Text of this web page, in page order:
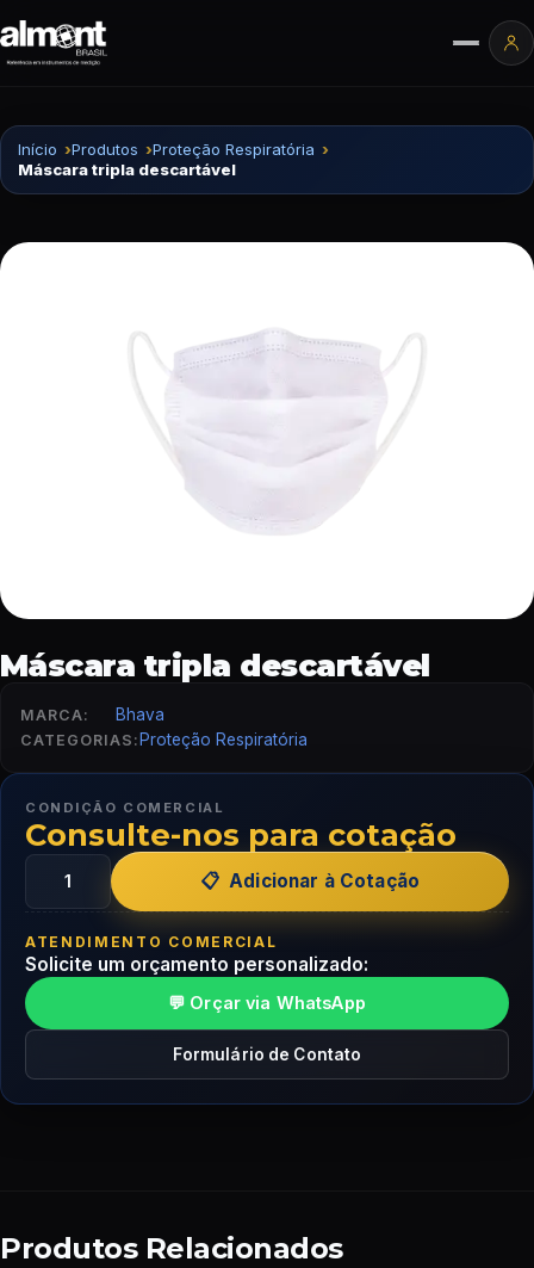
Início Produtos
Proteção Respiratória
Máscara tripla descartável
Máscara tripla descartável
MARCA: Bhava
CATEGORIAS: Proteção Respiratória
CONDIÇÃO COMERCIAL
Consulte-nos para cotação
Adicionar à Cotação
ATENDIMENTO COMERCIAL
Solicite um orçamento personalizado:
💬 Orçar via WhatsApp
Formulário de Contato
Produtos Relacionados